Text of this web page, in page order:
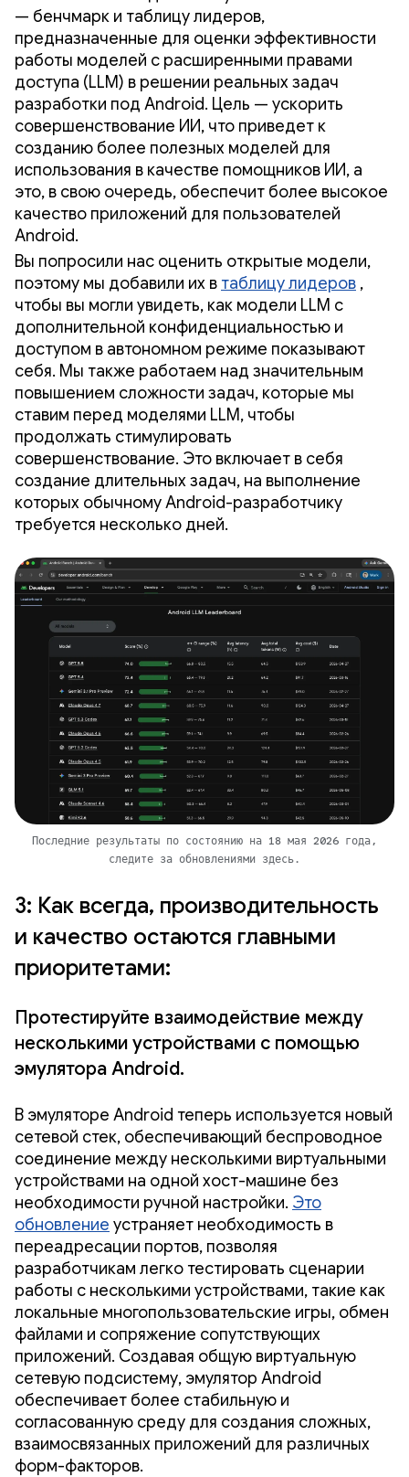
— бенчмарк и таблицу лидеров,
предназначенные для оценки эффективности
работы моделей с расширенными правами
доступа (LLM) в решении реальных задач
разработки под Android. Цель — ускорить
совершенствование ИИ, что приведет к
созданию более полезных моделей для
использования в качестве помощников ИИ, а
это, в свою очередь, обеспечит более высокое
качество приложений для пользователей
Android.
Вы попросили нас оценить открытые модели,
поэтому мы добавили их в таблицу лидеров ,
чтобы вы могли увидеть, как модели LLM с
дополнительной конфиденциальностью и
доступом в автономном режиме показывают
себя. Мы также работаем над значительным
повышением сложности задач, которые мы
ставим перед моделями LLM, чтобы
продолжать стимулировать
совершенствование. Это включает в себя
создание длительных задач, на выполнение
которых обычному Android-разработчику
требуется несколько дней.
Последние результаты по состоянию на 18 мая 2026 года,
следите за обновлениями здесь.
3: Как всегда, производительность
и качество остаются главными
приоритетами:
Протестируйте взаимодействие между
несколькими устройствами с помощью
эмулятора Android.
В эмуляторе Android теперь используется новый
сетевой стек, обеспечивающий беспроводное
соединение между несколькими виртуальными
устройствами на одной хост-машине без
необходимости ручной настройки. Это
обновление устраняет необходимость в
переадресации портов, позволяя
разработчикам легко тестировать сценарии
работы с несколькими устройствами, такие как
локальные многопользовательские игры, обмен
файлами и сопряжение сопутствующих
приложений. Создавая общую виртуальную
сетевую подсистему, эмулятор Android
обеспечивает более стабильную и
согласованную среду для создания сложных,
взаимосвязанных приложений для различных
форм-факторов.